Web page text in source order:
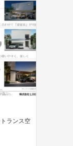
ランス空